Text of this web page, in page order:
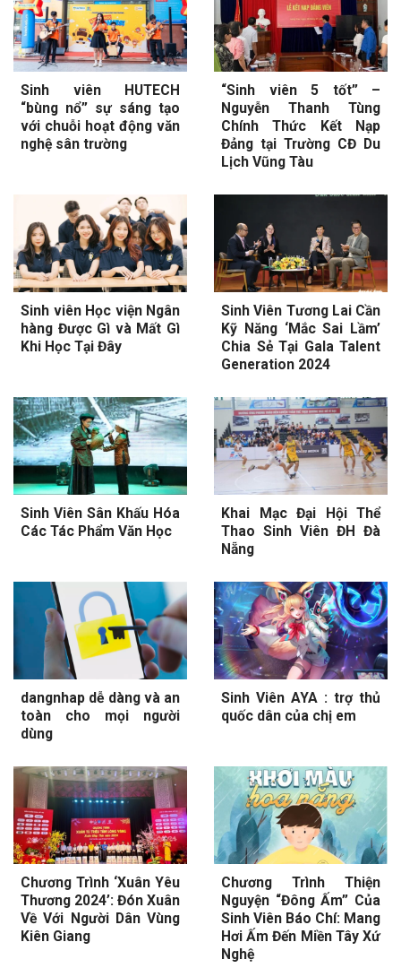
Sinh viên HUTECH
“bùng nổ” sự sáng tạo
với chuỗi hoạt động văn
nghệ sân trường
“Sinh viên 5 tốt” –
Nguyễn Thanh Tùng
Chính Thức Kết Nạp
Đảng tại Trường CĐ Du
Lịch Vũng Tàu
Sinh viên Học viện Ngân
hàng Được Gì và Mất Gì
Khi Học Tại Đây
Sinh Viên Tương Lai Cần
Kỹ Năng ‘Mắc Sai Lầm’
Chia Sẻ Tại Gala Talent
Generation 2024
Sinh Viên Sân Khấu Hóa
Các Tác Phẩm Văn Học
Khai Mạc Đại Hội Thể
Thao Sinh Viên ĐH Đà
Nẵng
dangnhap dễ dàng và an
toàn cho mọi người
dùng
Sinh Viên AYA : trợ thủ
quốc dân của chị em
Chương Trình ‘Xuân Yêu
Thương 2024’: Đón Xuân
Về Với Người Dân Vùng
Kiên Giang
Chương Trình Thiện
Nguyện “Đông Ấm” Của
Sinh Viên Báo Chí: Mang
Hơi Ấm Đến Miền Tây Xứ
Nghệ